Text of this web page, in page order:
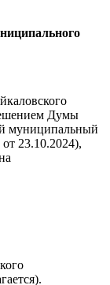
Думы
муниципальный
23.10.2024),